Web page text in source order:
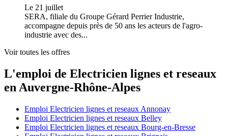
Le 21 juillet
SERA, filiale du Groupe Gérard Perrier Industrie,
accompagne depuis près de 50 ans les acteurs de l'agro-
industrie avec des...
Voir toutes les offres
L'emploi de Electricien lignes et reseaux
en Auvergne-Rhône-Alpes
Emploi Electricien lignes et reseaux Annonay
Emploi Electricien lignes et reseaux Belley
Emploi Electricien lignes et reseaux Bourg-en-Bresse